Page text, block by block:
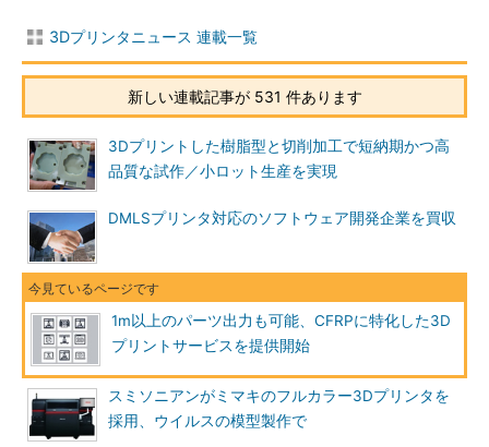
3Dプリンタニュース 連載一覧
新しい連載記事が 531 件あります
3Dプリントした樹脂型と切削加工で短納期かつ高
品質な試作／小ロット生産を実現
DMLSプリンタ対応のソフトウェア開発企業を買収
1m以上のパーツ出力も可能、CFRPに特化した3D
プリントサービスを提供開始
スミソニアンがミマキのフルカラー3Dプリンタを
採用、ウイルスの模型製作で